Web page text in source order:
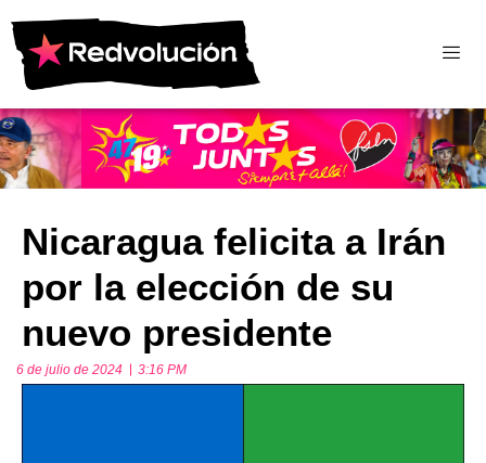
Nicaragua felicita a Irán
por la elección de su
nuevo presidente
6 de julio de 2024 3:16 PM